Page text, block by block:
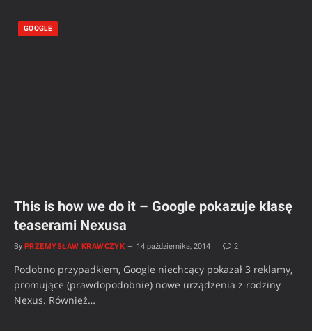
GOOGLE
This is how we do it – Google pokazuje klasę
teaserami Nexusa
By PRZEMYSŁAW KRAWCZYK 14 października, 2014 2
Podobno przypadkiem, Google niechcący pokazał 3 reklamy,
promujące (prawdopodobnie) nowe urządzenia z rodziny
Nexus. Również…